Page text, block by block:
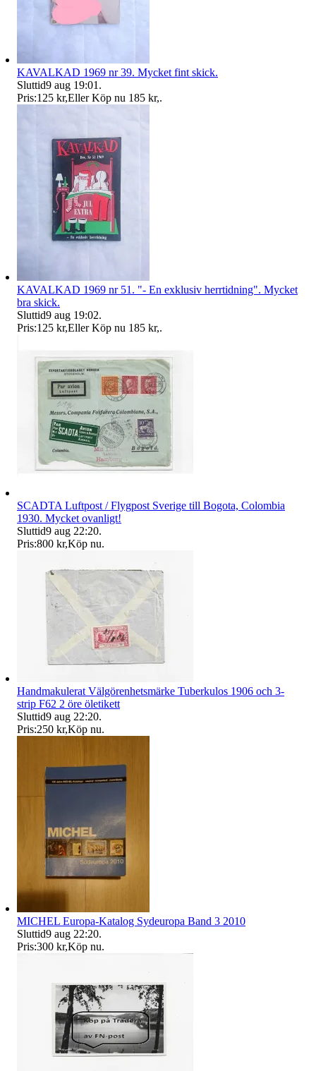
KAVALKAD 1969 nr 39. Mycket fint skick.
Sluttid9 aug 19:01 .
Pris:125 kr,Eller Köp nu 185 kr,.
KAVALKAD 1969 nr 51. "- En exklusiv herrtidning". Mycket
bra skick.
Sluttid9 aug 19:02.
Pris:125 kr,Eller Köp nu 185 kr,.
SCADTA Luftpost / Flygpost Sverige till Bogota, Colombia
1930. Mycket ovanligt!
Sluttid9 aug 22:20.
Pris:800 kr,Köp nu.
Handmakulerat Välgörenhetsmärke Tuberkulos 1906 och 3-
strip F62 2 öre öletikett
Sluttid9 aug 22:20.
Pris:250 kr,Köp nu.
MICHEL Europa-Katalog Sydeuropa Band 3 2010
Sluttid9 aug 22:20.
Pris:300 kr,Köp nu.